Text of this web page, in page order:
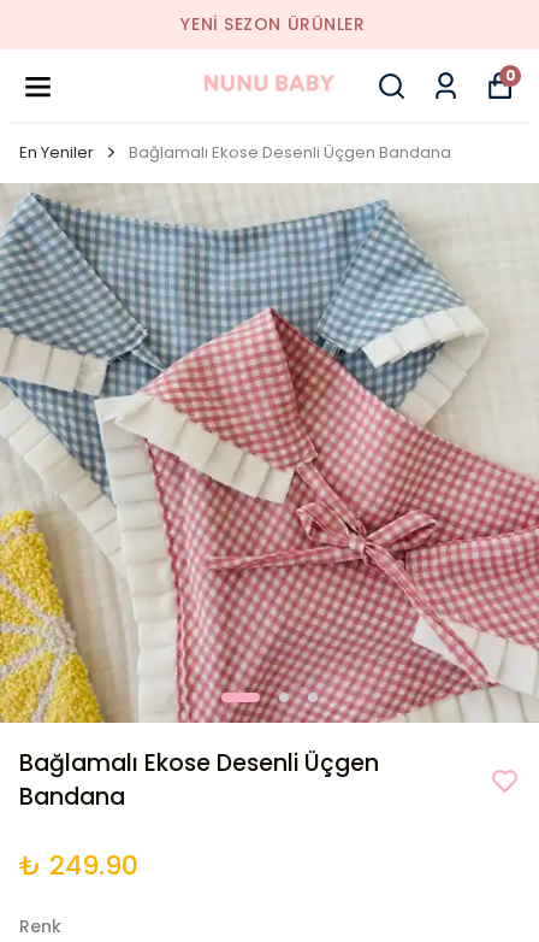
YENI SEZON ÜRÜNLER
0
En Yeniler Bağlamalı Ekose Desenli Üçgen Bandana
Bağlamalı Ekose Desenli Üçgen
Bandana
₺ 249.90
Renk